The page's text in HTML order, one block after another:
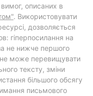
описаних в
. Використовувати
дозволяється
гіперпосилання на
не нижче першого
не може перевищувати
тексту, зміни
більшого обсягу
письмового